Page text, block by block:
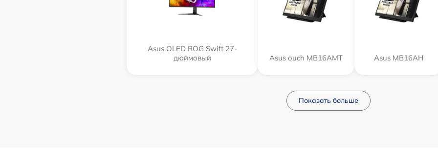
Asus OLED ROG Swift 27-
дюймовый
Asus ouch MB16AMT Asus MB16AH
Показать больше